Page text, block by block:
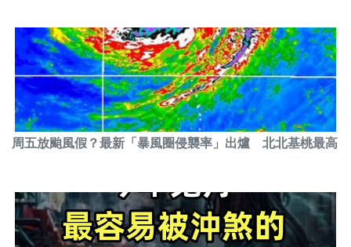
周五放颱風假？最新「暴風圈侵襲率」出爐 北北基桃最高